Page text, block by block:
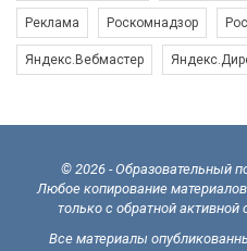
Реклама Роскомнадзор
Яндекс.Вебмастер
© 2026 - Образовательный
Любое копирование
только с обратной активной
Все материалы